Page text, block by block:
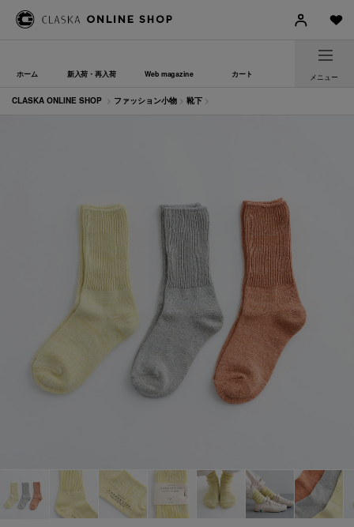
ホーム 新入荷・再入荷 Web magazine カート メニュー
CLASKA ONLINE SHOP > ファッション小物 > 靴下 >